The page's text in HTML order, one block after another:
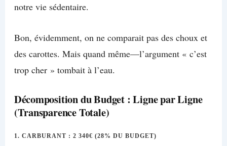
notre vie sédentaire.
Bon, évidemment, on ne comparait pas des choux et
des carottes. Mais quand même—l’argument « c’est
trop cher » tombait à l’eau.
Décomposition du Budget : Ligne par Ligne
(Transparence Totale)
1. CARBURANT : 2 340€ (28% DU BUDGET)